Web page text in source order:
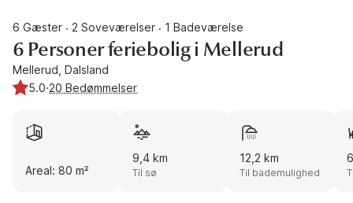
6 Gæster · 2 Soveværelser · 1 Badeværelse
6 Personer feriebolig i Mellerud
Mellerud, Dalsland
5.0·20 Bedømmelser
Areal: 80 m²
9,4 km
Til sø
12,2 km
Til bademulighed